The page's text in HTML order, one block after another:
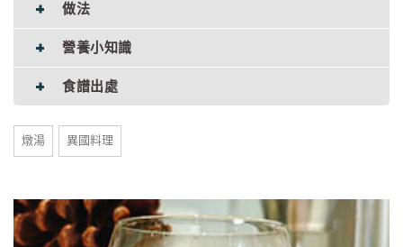
做法
營養小知識
食譜出處
燉湯 異國料理